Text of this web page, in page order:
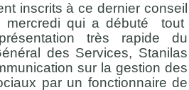
inscrits à ce dernier conseil
mercredi qui a débuté tout
très rapide du
des Services, Stanilas
sur la gestion des
par un fonctionnaire de